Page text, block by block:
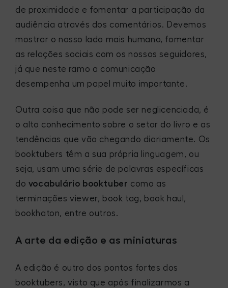
de proximidade e fomentar a participação da
audiência através dos comentários. Devemos
mostrar o nosso lado mais humano, fomentar
as relações sociais com os nossos seguidores,
já que neste ramo a comunicação
desempenha um papel muito importante.
Outra coisa que não pode ser neglicenciada, é
o alto conhecimento sobre o setor do livro e as
tendências que vão chegando diariamente. Os
booktubers têm a sua própria linguagem, ou
seja, usam uma série de palavras específicas
do vocabulário booktuber como as
terminações viewer, book tag, book haul,
bookhaton, entre outros.
A arte da edição e as miniaturas
A edição é outro dos pontos fortes dos
booktubers, visto que após finalizarmos a